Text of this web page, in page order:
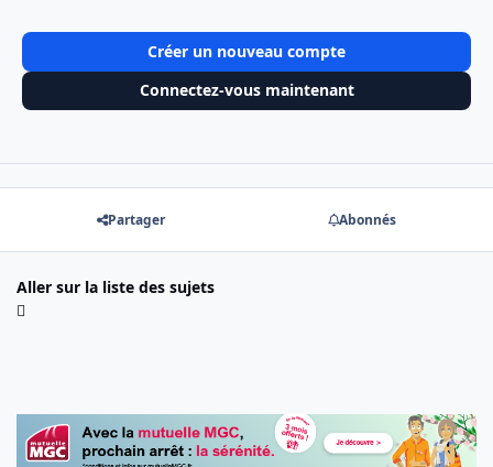
Créer un nouveau compte
Connectez-vous maintenant
Partager Abonnés
Aller sur la liste des sujets